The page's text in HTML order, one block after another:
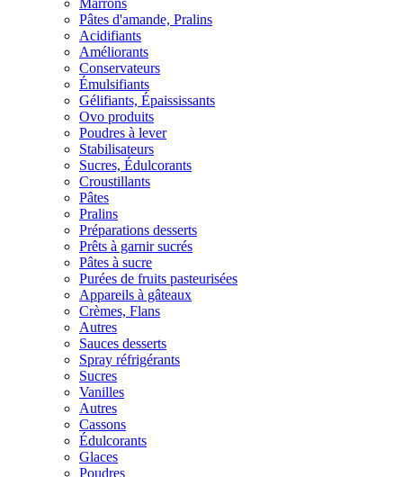
Marrons
Pâtes d'amande, Pralins
Acidifiants
Améliorants
Conservateurs
Émulsifiants
Gélifiants, Épaississants
Ovo produits
Poudres à lever
Stabilisateurs
Sucres, Édulcorants
Croustillants
Pâtes
Pralins
Préparations desserts
Prêts à garnir sucrés
Pâtes à sucre
Purées de fruits pasteurisées
Appareils à gâteaux
Crèmes, Flans
Autres
Sauces desserts
Spray réfrigérants
Sucres
Vanilles
Autres
Cassons
Édulcorants
Glaces
Poudres